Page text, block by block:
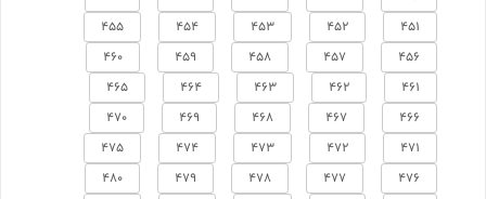
451
452
453
454
455
456
457
458
459
460
461
462
463
464
465
466
467
468
469
470
471
472
473
474
475
476
477
478
479
480